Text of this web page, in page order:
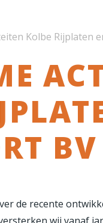
Kolbe Rijplaten
BV
de recente